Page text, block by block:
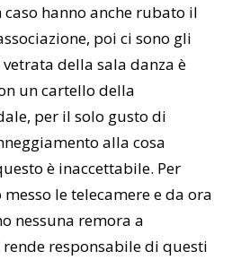
hanno anche rubato il
poi ci sono gli
della sala danza è
un cartello della
per il solo gusto di
alla cosa
è inaccettabile. Per
le telecamere e da ora
nessuna remora a
responsabile di questi